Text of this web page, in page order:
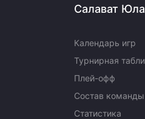
Салават
Календарь игр
Турнирная
Плей-офф
Состав команды
Статистика